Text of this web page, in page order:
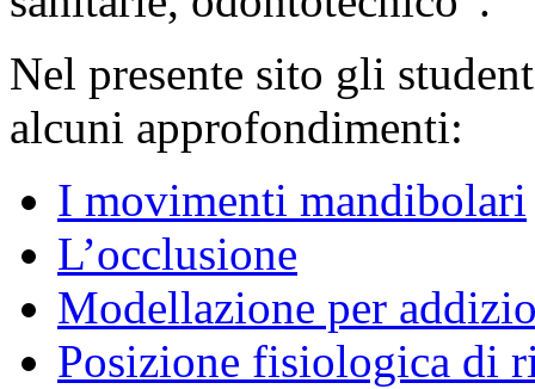
Nel presente sito gli
alcuni approfondimenti:
I movimenti mandibolari
L’occlusione
Modellazione per
Posizione fisiologica di